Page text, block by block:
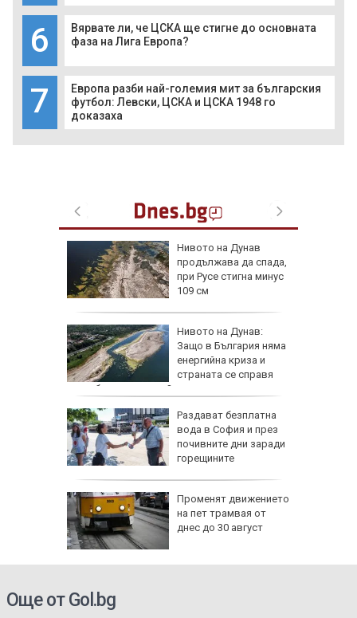
6
Вярвате ли, че ЦСКА ще стигне до основната
фаза на Лига Европа?
7
Европа разби най-големия мит за българския
футбол: Левски, ЦСКА и ЦСКА 1948 го
доказаха
Нивото на Дунав
продължава да спада,
при Русе стигна минус
109 см
Нивото на Дунав:
Защо в България няма
енергийна криза и
страната се справя
по-добре от другите?
Раздават безплатна
вода в София и през
почивните дни заради
горещините
Променят движението
на пет трамвая от
днес до 30 август
Още от Gol.bg